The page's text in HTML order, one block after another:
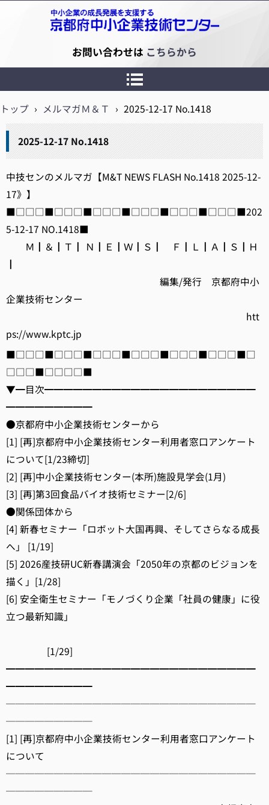
京都府中小企業技術センター
お問い合わせは こちらから
トップ › メルマガＭ＆Ｔ › 2025-12-17 No.1418
2025-12-17 No.1418
中技センのメルマガ【M&T NEWS FLASH No.1418 2025-12-
17》】
■□□□■□□□■□□□■□□□■□□□■□□□■202
5-12-17 NO.1418■
Ｍ┃＆┃Ｔ┃ Ｎ┃Ｅ┃Ｗ┃Ｓ┃ Ｆ┃Ｌ┃Ａ┃Ｓ┃Ｈ
┃
編集/発行 京都府中小
企業技術センター
htt
ps://www.kptc.jp
■□□□■□□□■□□□■□□□■□□□■□□□■□
□□□■□□□□■
▼━目次━━━━━━━━━━━━━━━━━━━━━━
━━━━━━━━━
●京都府中小企業技術センターから
[1] [再]京都府中小企業技術センター利用者窓口アンケート
について[1/23締切]
[2] [再]中小企業技術センター(本所)施設見学会(1月)
[3] [再]第3回食品バイオ技術セミナー[2/6]
●関係団体から
[4] 新春セミナー「ロボット大国再興、そしてさらなる成長
へ」 [1/19]
[5] 2026産技研UC新春講演会「2050年の京都のビジョンを
描く」[1/28]
[6] 安全衛生セミナー「モノづくり企業「社員の健康」に役
立つ最新知識」
[1/29]
━━━━━━━━━━━━━━━━━━━━━━━━━━
━━━━━━━━━
──────────────────────────
─────────
[1] [再]京都府中小企業技術センター利用者窓口アンケート
について
──────────────────────────
─────────